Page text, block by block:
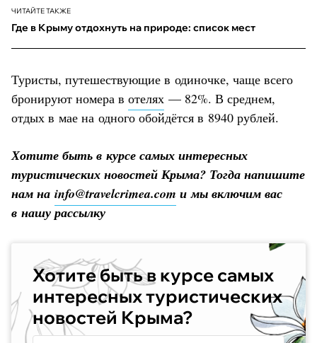
ЧИТАЙТЕ ТАКЖЕ
Где в Крыму отдохнуть на природе: список мест
Туристы, путешествующие в одиночке, чаще всего
бронируют номера в отелях — 82%. В среднем,
отдых в мае на одного обойдётся в 8940 рублей.
Хотите быть в курсе самых интересных
туристических новостей Крыма? Тогда напишите
нам на info@travelcrimea.com и мы включим вас
в нашу рассылку
Хотите быть в курсе самых
интересных туристических
новостей Крыма?